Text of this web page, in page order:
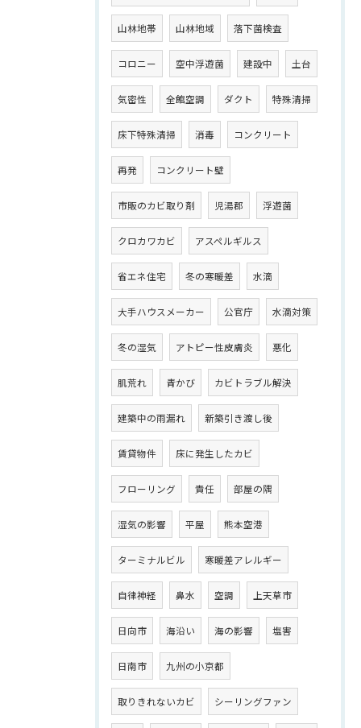
山林地帯 山林地域 落下菌検査
コロニー 空中浮遊菌 建設中 土台
気密性 全館空調 ダクト 特殊清掃
床下特殊清掃 消毒 コンクリート
再発 コンクリート壁
市販のカビ取り剤 児湯郡 浮遊菌
クロカワカビ アスペルギルス
省エネ住宅 冬の寒暖差 水滴
大手ハウスメーカー 公官庁 水滴対策
冬の湿気 アトピー性皮膚炎 悪化
肌荒れ 青かび カビトラブル解決
建築中の雨漏れ 新築引き渡し後
賃貸物件 床に発生したカビ
フローリング 責任 部屋の隅
湿気の影響 平屋 熊本空港
ターミナルビル 寒暖差アレルギー
自律神経 鼻水 空調 上天草市
日向市 海沿い 海の影響 塩害
日南市 九州の小京都
取りきれないカビ シーリングファン